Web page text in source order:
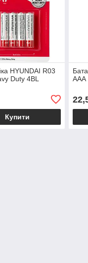
HYUNDAI R03
Duty 4BL
Купити